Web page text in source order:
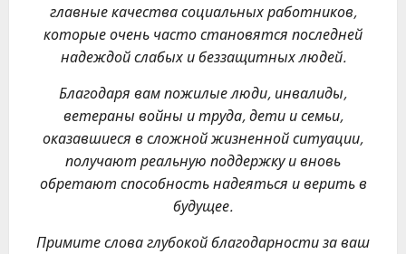
главные качества социальных работников,
которые очень часто становятся последней
надеждой слабых и беззащитных людей.
Благодаря вам пожилые люди, инвалиды,
ветераны войны и труда, дети и семьи,
оказавшиеся в сложной жизненной ситуации,
получают реальную поддержку и вновь
обретают способность надеяться и верить в
будущее.
Примите слова глубокой благодарности за ваш